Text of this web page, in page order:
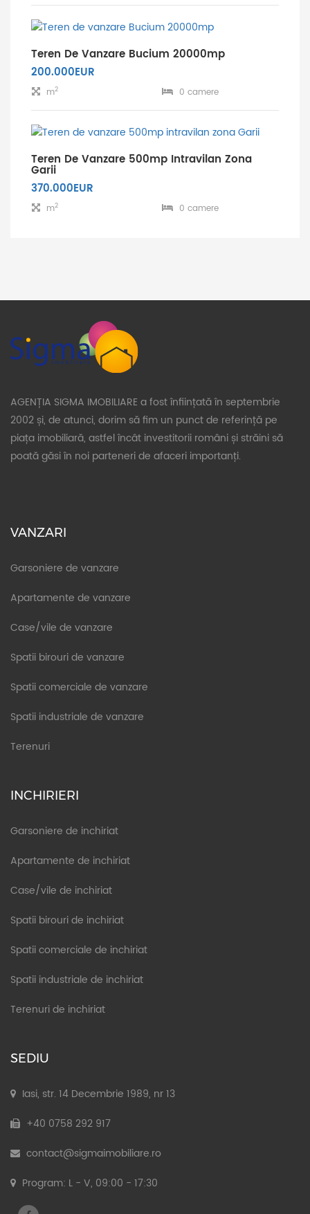
Teren De Vanzare Bucium 20000mp
200.000EUR
m2 0 camere
Teren De Vanzare 500mp Intravilan Zona
Garii
370.000EUR
m2 0 camere
AGENȚIA SIGMA IMOBILIARE a fost înființată în septembrie
2002 și, de atunci, dorim să fim un punct de referință pe
piața imobiliară, astfel încât investitorii români și străini să
poată găsi în noi parteneri de afaceri importanți.
VANZARI
Garsoniere de vanzare
Apartamente de vanzare
Case/vile de vanzare
Spatii birouri de vanzare
Spatii comerciale de vanzare
Spatii industriale de vanzare
Terenuri
INCHIRIERI
Garsoniere de inchiriat
Apartamente de inchiriat
Case/vile de inchiriat
Spatii birouri de inchiriat
Spatii comerciale de inchiriat
Spatii industriale de inchiriat
Terenuri de inchiriat
SEDIU
Iasi, str. 14 Decembrie 1989, nr 13
+40 0758 292 917
contact@sigmaimobiliare.ro
Program: L - V, 09:00 - 17:30